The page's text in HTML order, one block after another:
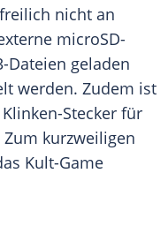
nicht an
microSD-
Dateien geladen
werden. Zudem ist
Stecker für
kurzweiligen
Kult-Game